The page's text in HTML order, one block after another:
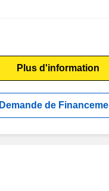
Plus d'information
Demande de